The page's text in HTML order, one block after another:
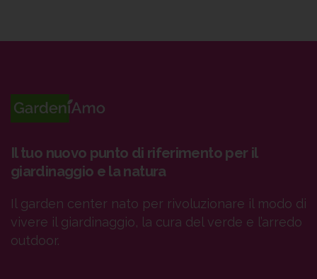
Il tuo nuovo punto di riferimento per il
giardinaggio e la natura
Il garden center nato per rivoluzionare il modo di
vivere il giardinaggio, la cura del verde e l’arredo
outdoor.